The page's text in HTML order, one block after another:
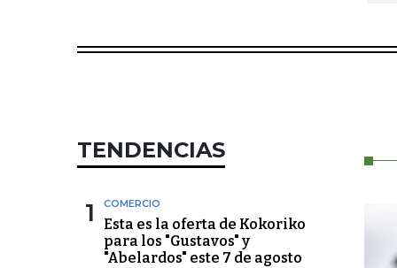
TENDENCIAS
1 COMERCIO
Esta es la oferta de Kokoriko
para los "Gustavos" y
"Abelardos" este 7 de agosto